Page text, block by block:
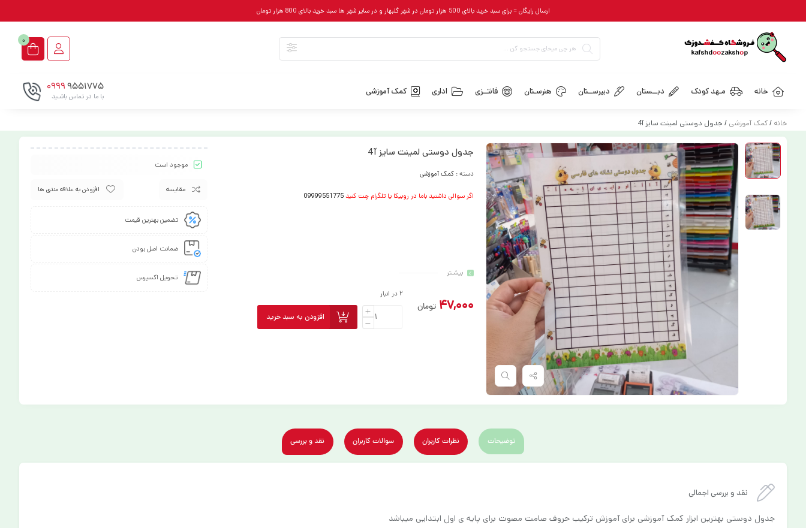
ارسال رایگان = برای سبد خرید بالای 500 هزار تومان در شهر گلبهار و در سایر شهر ها سبد خرید بالای 800 هزار تومان
0
خانه مـهد کودک دبــستان دبیرســتان هنرسـتان فانتــزی اداری کمک آموزشی 9551775
0999
با ما در تماس باشـید
خانه /کمک آموزشی / جدول دوستی لمینت سایز آ4
جدول دوستی لمینت سایز آ4
دسته :کمک آموزشی
اگر سوالی داشتید باما در روبیکا یا تلگرام چت کنید09999551775
بیشـتر
47,000 تومان
2 در انبار
افزودن به سبد خرید
موجود است
مقایسه افزودن به علاقه مندی ها
تضمین بهترین قیمت
ضمانت اصل بودن
تحویل اکسپرس
توضیحات نظرات کاربران سوالات کاربران نقد و بررسی
نقد و بررسی اجمالی
جدول دوستی بهترین ابزار کمک آموزشی برای آموزش ترکیب حروف صامت مصوت برای پایه ی اول ابتدایی میباشد